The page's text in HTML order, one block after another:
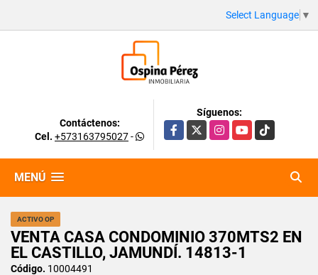
Select Language ▼
Contáctenos:
Cel. +573163795027-
Síguenos:
Facebook
X InstagramYouTubeTikTok
MENÚ
ACTIVO OP
VENTA CASA CONDOMINIO 370MTS2 EN
EL CASTILLO, JAMUNDÍ. 14813-1
Código. 10004491